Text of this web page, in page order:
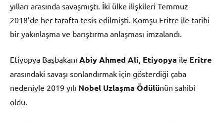
yılları arasında savaşmıştı. İki ülke ilişkileri Temmuz
2018’de her tarafta tesis edilmişti. Komşu Eritre ile tarihi
bir yakınlaşma ve barıştırma anlaşması imzalandı.
Etiyopya Başbakanı Abiy Ahmed Ali Etiyopya ile Eritre
arasındaki savaşı sonlandırmak için gösterdiği çaba
nedeniyle 2019 yılı Nobel Uzlaşma Ödülünün sahibi
oldu.